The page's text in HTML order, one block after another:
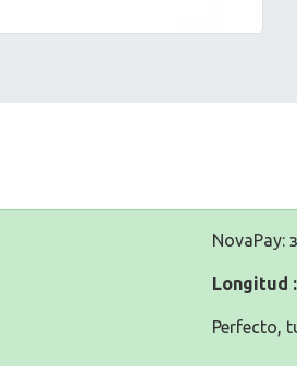
NovaPay:
Longitud
Perfecto,